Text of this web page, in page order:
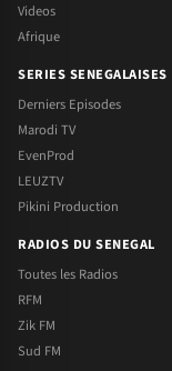
Videos
Afrique
SERIES SENEGALAISES
Derniers Episodes
Marodi TV
EvenProd
LEUZTV
Pikini Production
RADIOS DU SENEGAL
Toutes les Radios
RFM
Zik FM
Sud FM